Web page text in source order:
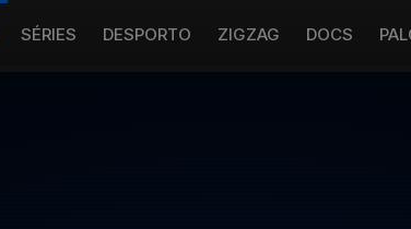
SÉRIES DESPORTO ZIGZAG DOCS